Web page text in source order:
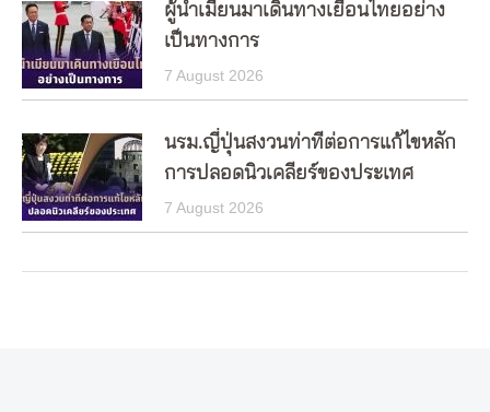
ผู้นำเมียนมาเดินทางเยือนไทยอย่าง
เป็นทางการ
7 August 2026
นรม.ญี่ปุ่นสงวนท่าทีต่อการแก้ไขหลัก
การปลอดนิวเคลียร์ของประเทศ
7 August 2026